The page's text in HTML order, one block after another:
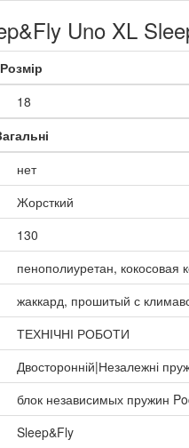
Uno XL
Розмір
18
нет
Жорсткий
130
пенополиуретан, кокосовая
жаккард, прошитый с
ТЕХНІЧНІ РОБОТИ
Двосторонній|Незалежні
блок независимых пружин
Sleep&Fly